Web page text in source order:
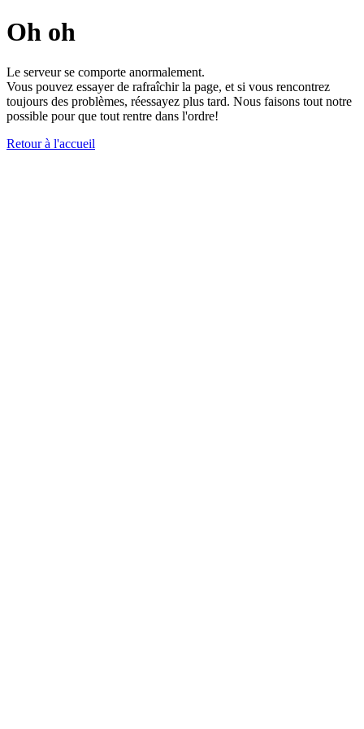
Oh oh
Le serveur se comporte anormalement.
Vous pouvez essayer de rafraîchir la page, et si vous rencontrez
toujours des problèmes, réessayez plus tard. Nous faisons tout notre
possible pour que tout rentre dans l'ordre!
Retour à l'accueil